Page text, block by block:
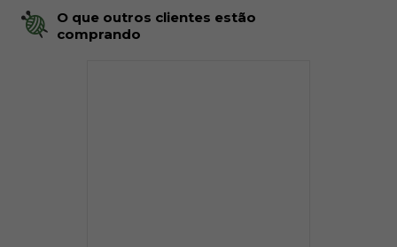
O que outros clientes estão
comprando